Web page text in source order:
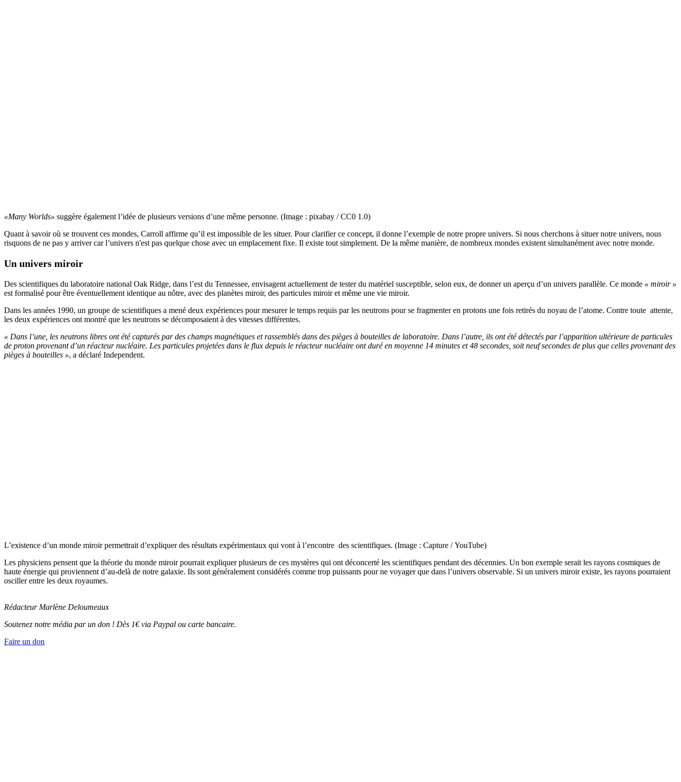
«Many Worlds» suggère également l’idée de plusieurs versions d’une même personne. (Image : pixabay / CC0 1.0)
Quant à savoir où se trouvent ces mondes, Carroll affirme qu’il est impossible de les situer. Pour clarifier ce concept, il donne l’exemple de notre propre univers. Si nous cherchons à situer notre univers, nous
risquons de ne pas y arriver car l’univers n'est pas quelque chose avec un emplacement fixe. Il existe tout simplement. De la même manière, de nombreux mondes existent simultanément avec notre monde.
Un univers miroir
Des scientifiques du laboratoire national Oak Ridge, dans l’est du Tennessee, envisagent actuellement de tester du matériel susceptible, selon eux, de donner un aperçu d’un univers parallèle. Ce monde « miroir »
est formalisé pour être éventuellement identique au nôtre, avec des planètes miroir, des particules miroir et même une vie miroir.
Dans les années 1990, un groupe de scientifiques a mené deux expériences pour mesurer le temps requis par les neutrons pour se fragmenter en protons une fois retirés du noyau de l’atome. Contre toute attente,
les deux expériences ont montré que les neutrons se décomposaient à des vitesses différentes.
« Dans l’une, les neutrons libres ont été capturés par des champs magnétiques et rassemblés dans des pièges à bouteilles de laboratoire. Dans l’autre, ils ont été détectés par l’apparition ultérieure de particules
de proton provenant d’un réacteur nucléaire. Les particules projetées dans le flux depuis le réacteur nucléaire ont duré en moyenne 14 minutes et 48 secondes, soit neuf secondes de plus que celles provenant des
pièges à bouteilles », a déclaré Independent.
L’existence d’un monde miroir permettrait d’expliquer des résultats expérimentaux qui vont à l’encontre des scientifiques. (Image : Capture / YouTube)
Les physiciens pensent que la théorie du monde miroir pourrait expliquer plusieurs de ces mystères qui ont déconcerté les scientifiques pendant des décennies. Un bon exemple serait les rayons cosmiques de
haute énergie qui proviennent d’au-delà de notre galaxie. Ils sont généralement considérés comme trop puissants pour ne voyager que dans l’univers observable. Si un univers miroir existe, les rayons pourraient
osciller entre les deux royaumes.
Rédacteur Marlène Deloumeaux
Soutenez notre média par un don ! Dès 1€ via Paypal ou carte bancaire.
Faire un don